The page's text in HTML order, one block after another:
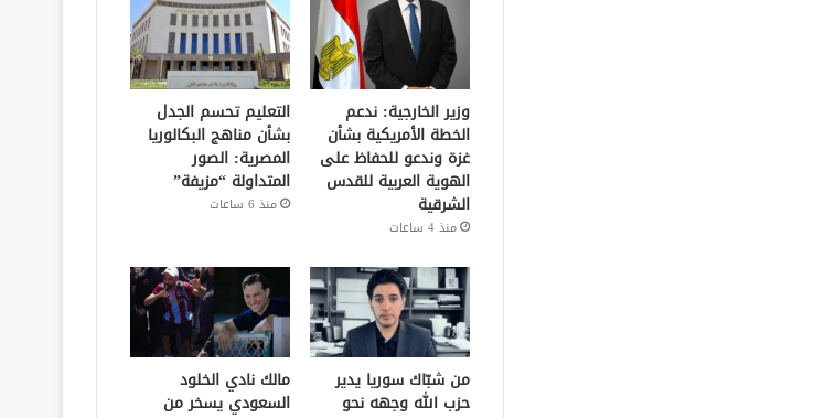
وزير الخارجية: ندعم
الخطة الأمريكية بشأن
غزة وندعو للحفاظ على
الهوية العربية للقدس
الشرقية
منذ 4 ساعات
التعليم تحسم الجدل
بشأن مناهج البكالوريا
المصرية: الصور
المتداولة “مزيفة”
منذ 6 ساعات
من شبّاك سوريا يدير
حزب الله وجهه نحو
مالك نادي الخلود
السعودي يسخر من